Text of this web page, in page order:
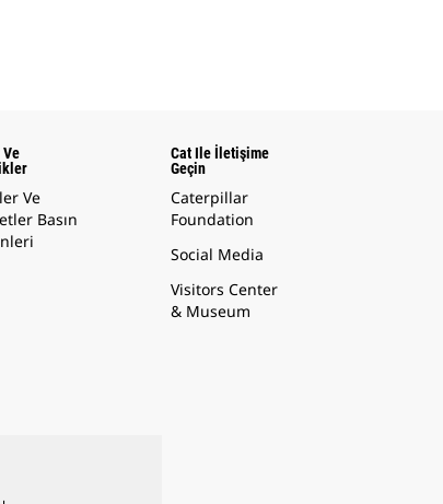
Ve
Basın
Cat Ile İletişime
Geçin
Caterpillar
Foundation
Social Media
Visitors Center
& Museum